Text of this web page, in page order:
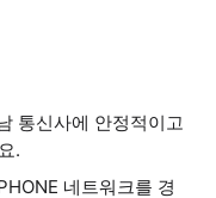
통신사에 안정적이고
.
네트워크를 경